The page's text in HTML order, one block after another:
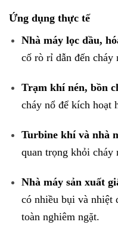
Ứng dụng thực tế
Nhà máy lọc dầu,
cố rò rỉ dẫn đến cháy
Trạm khí nén, bồn
cháy nổ để kích hoạt
Turbine khí và nhà
quan trọng khỏi cháy
Nhà máy sản xuất
có nhiều bụi và nhiệt
toàn nghiêm ngặt.